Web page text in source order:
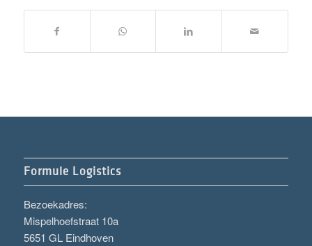
Formule Logistics
Bezoekadres:
Mispelhoefstraat 10a
5651 GL Eindhoven